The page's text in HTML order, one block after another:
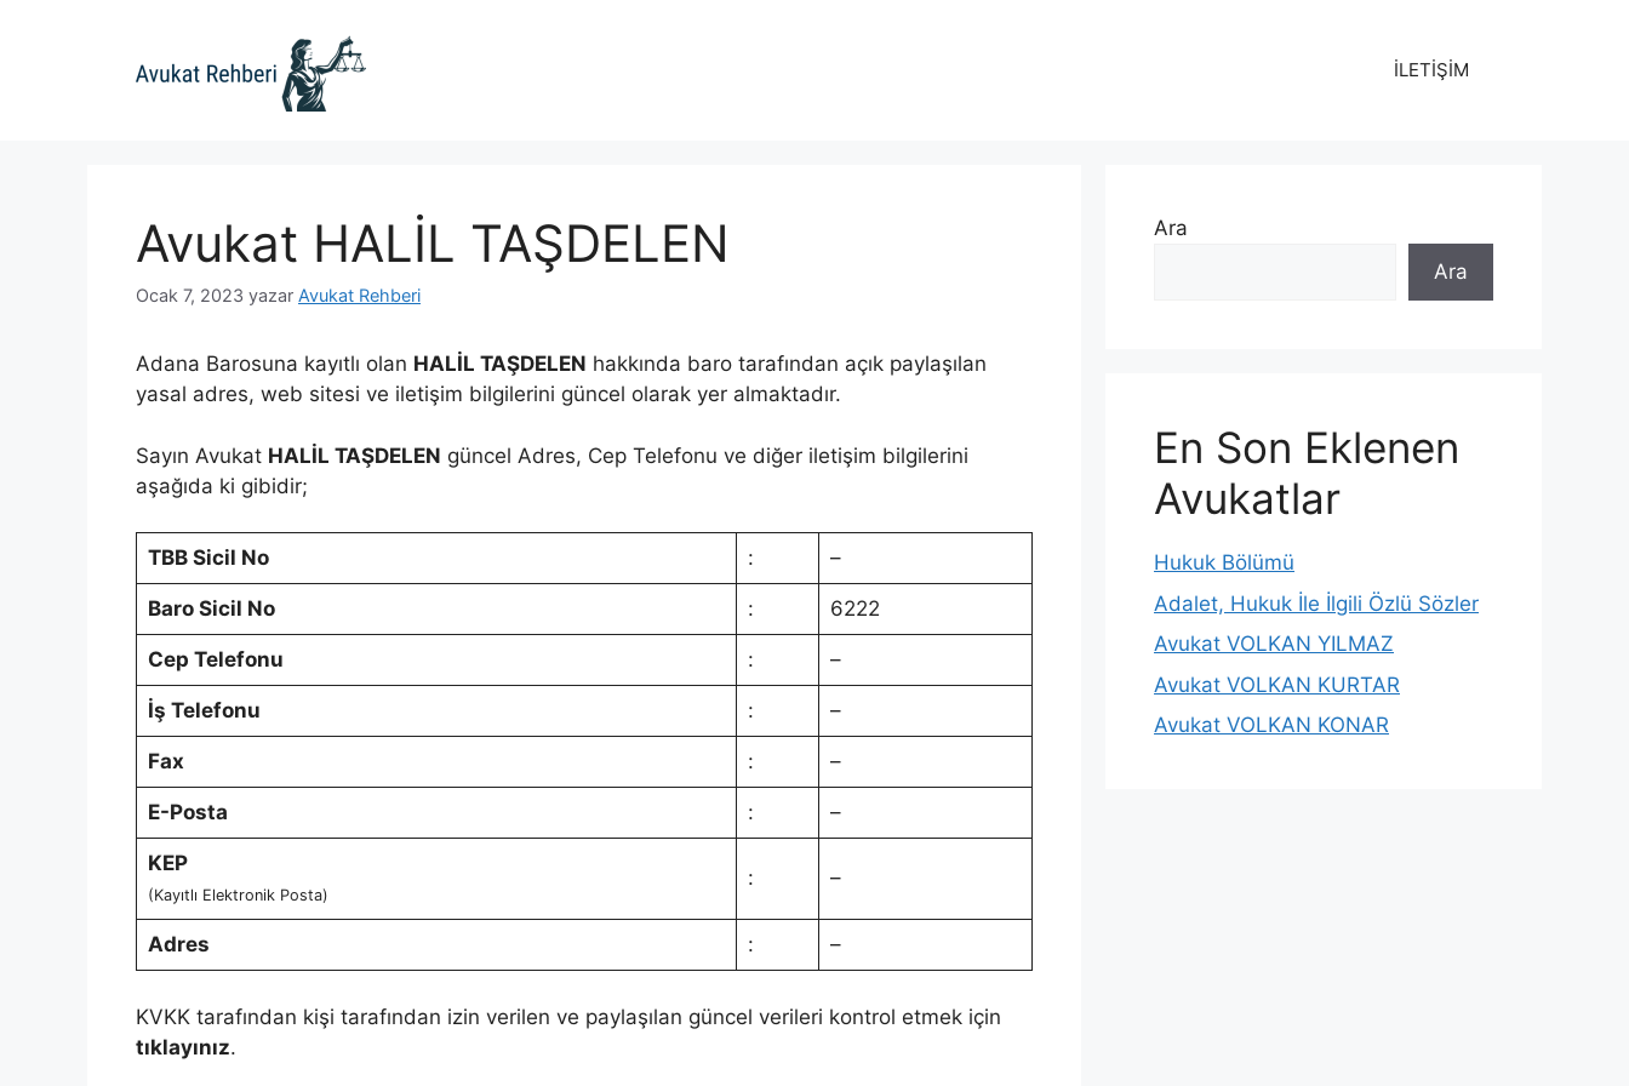
İLETİŞİM
Avukat HALİL TAŞDELEN
Ocak 7, 2023 yazar Avukat Rehberi
Adana Barosuna kayıtlı olan HALİL TAŞDELEN hakkında baro tarafından açık paylaşılan
yasal adres, web sitesi ve iletişim bilgilerini güncel olarak yer almaktadır.
Sayın Avukat HALİL TAŞDELEN güncel Adres, Cep Telefonu ve diğer iletişim bilgilerini
aşağıda ki gibidir;
TBB Sicil No : –
Baro Sicil No : 6222
Cep Telefonu : –
İş Telefonu : –
Fax : –
E-Posta : –
KEP
(Kayıtlı Elektronik Posta)
: –
Adres : –
KVKK tarafından kişi tarafından izin verilen ve paylaşılan güncel verileri kontrol etmek için
tıklayınız.
Ara
Ara
En Son Eklenen
Avukatlar
Hukuk Bölümü
Adalet, Hukuk İle İlgili Özlü Sözler
Avukat VOLKAN YILMAZ
Avukat VOLKAN KURTAR
Avukat VOLKAN KONAR